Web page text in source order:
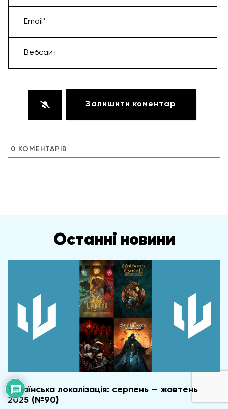
Email*
Вебсайт
0 КОМЕНТАРІВ
Останні новини
Українська локалізація: серпень — жовтень
2025 (№90)